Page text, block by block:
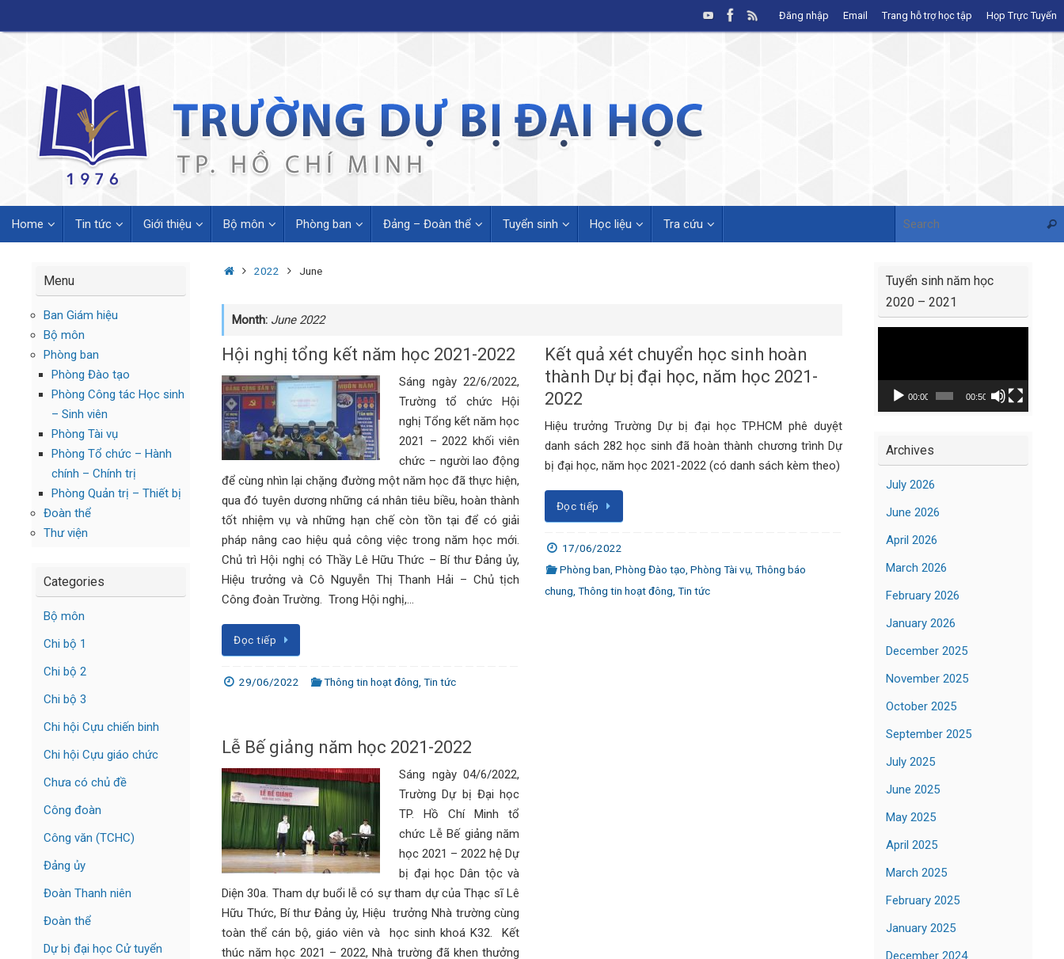
to
Đăng nhập Email Trang hỗ trợ học tập Họp Trực Tuyến
content
Home Tin tức Giới thiệu Bộ môn Phòng ban Đảng – Đoàn thể Tuyển sinh Học liệu Tra cứu
Home2022 June
Month: June 2022
Hội nghị tổng kết năm học 2021-2022
Sáng ngày 22/6/2022,
Trường tổ chức Hội
nghị Tổng kết năm học
2021 – 2022 khối viên
chức – người lao động
để cùng nhìn lại chặng đường một năm học đã thực hiện,
qua đó tuyên dương những cá nhân tiêu biều, hoàn thành
tốt nhiệm vụ và những hạn chế còn tồn tại để có giải
pháp nâng cao hiệu quả công việc trong năm học mới.
Chủ trì Hội nghị có Thầy Lê Hữu Thức – Bí thư Đảng ủy,
Hiệu trưởng và Cô Nguyễn Thị Thanh Hải – Chủ tịch
Công đoàn Trường. Trong Hội nghị,…
Đọc tiếp
29/06/2022 Thông tin hoạt đông ,Tin tức
Kết quả xét chuyển học sinh hoàn
thành Dự bị đại học, năm học 2021-
2022
Hiệu trưởng Trường Dự bị đại học TP.HCM phê duyệt
danh sách 282 học sinh đã hoàn thành chương trình Dự
bị đại học, năm học 2021-2022 (có danh sách kèm theo)
Đọc tiếp
17/06/2022
Phòng ban Phòng Đào tạo Phòng Tài vụ, Thông báo
chung Thông tin hoạt đông Tin tức
Lễ Bế giảng năm học 2021-2022
Sáng ngày 04/6/2022,
Trường Dự bị Đại học
TP. Hồ Chí Minh tổ
chức Lễ Bế giảng năm
học 2021 – 2022 hệ Dự
bị đại học Dân tộc và
Diện 30a. Tham dự buổi lễ có sự tham dự của Thạc sĩ Lê
Hữu Thức, Bí thư Đảng ủy, Hiệu trưởng Nhà trường cùng
toàn thể cán bộ, giáo viên và học sinh khoá K32. Kết
thúc năm học 2021 – 2022, Nhà trường đã khen thưởng
Menu
Ban Giám hiệu
Bộ môn
Phòng ban
Phòng Đào tạo
Phòng Công tác Học sinh
– Sinh viên
Phòng Tài vụ
Phòng Tổ chức – Hành
chính – Chính trị
Phòng Quản trị – Thiết bị
Đoàn thể
Thư viện
Categories
Bộ môn
Chi bộ 1
Chi bộ 2
Chi bộ 3
Chi hội Cựu chiến binh
Chi hội Cựu giáo chức
Chưa có chủ đề
Công đoàn
Công văn (TCHC)
Đảng ủy
Đoàn Thanh niên
Đoàn thể
Dự bị đại học Cử tuyển
Tuyển sinh năm học
2020 – 2021
00:00 00:50
Archives
July 2026
June 2026
April 2026
March 2026
February 2026
January 2026
December 2025
November 2025
October 2025
September 2025
July 2025
June 2025
May 2025
April 2025
March 2025
February 2025
January 2025
December 2024